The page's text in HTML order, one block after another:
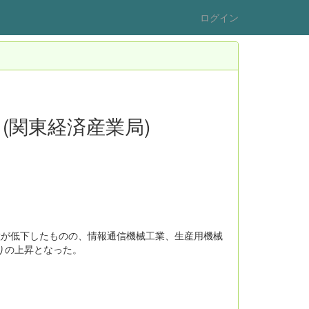
ログイン
東経済産業局)
低下したものの、情報通信機械工業、生産用機械
上昇となった。